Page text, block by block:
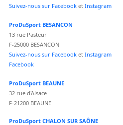
Suivez-nous sur Facebook et Instagram
ProDuSport BESANCON
13 rue Pasteur
F-25000 BESANCON
Suivez-nous sur Facebook et Instagram
Facebook
ProDuSport BEAUNE
32 rue d'Alsace
F-21200 BEAUNE
ProDuSport CHALON SUR SAÔNE